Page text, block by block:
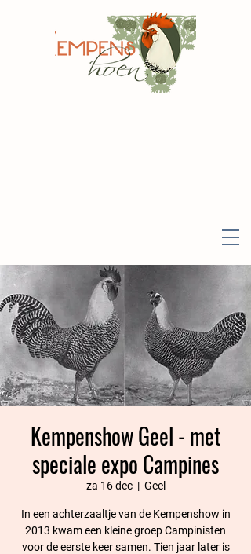
Kempenshow Geel - met
speciale expo Campines
za 16 dec
  |
Geel
In een achterzaaltje van de Kempenshow in
2013 kwam een kleine groep Campinisten
voor de eerste keer samen. Tien jaar later is